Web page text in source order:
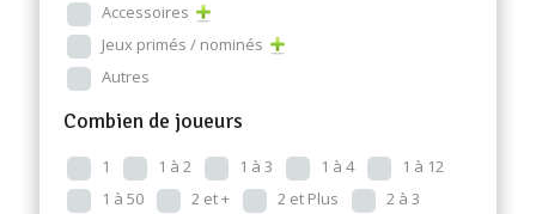
Accessoires
Jeux primés / nominés
Autres
Combien de joueurs
1 1 à 2 1 à 3 1 à 4
1 à 12
1 à 50
2 et + 2 et Plus
2 à 3